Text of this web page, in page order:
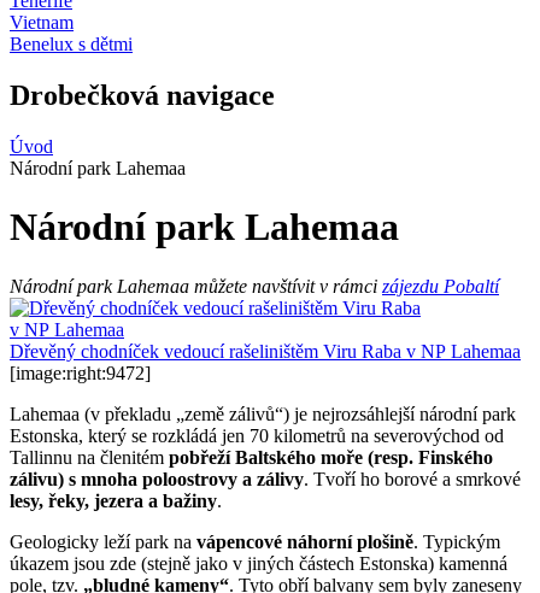
Vietnam
Benelux s dětmi
Drobečková navigace
Úvod
Národní park Lahemaa
Národní park Lahemaa
Národní park Lahemaa můžete navštívit v rámci zájezdu Pobaltí
Dřevěný chodníček vedoucí rašeliništěm Viru Raba v NP Lahemaa
[image:right:9472]
Lahemaa (v překladu „země zálivů“) je nejrozsáhlejší národní park
Estonska, který se rozkládá jen 70 kilometrů na severovýchod od
Tallinnu na členitém pobřeží Baltského moře (resp. Finského
zálivu) s mnoha poloostrovy a zálivy. Tvoří ho borové a smrkové
lesy, řeky, jezera a bažiny.
Geologicky leží park na vápencové náhorní plošině. Typickým
úkazem jsou zde (stejně jako v jiných částech Estonska) kamenná
pole, tzv. „bludné kameny“. Tyto obří balvany sem byly zaneseny